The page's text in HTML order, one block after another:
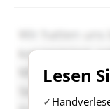
Lesen